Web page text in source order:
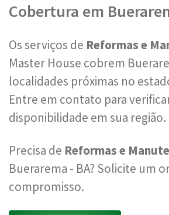
Cobertura em
Os serviços de Reformas e
Master House cobrem
localidades próximas no
Entre em contato para
disponibilidade em sua região.
Precisa de Reformas e
Buerarema - BA? Solicite um
compromisso.